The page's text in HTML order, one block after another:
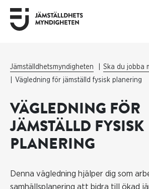
Jämställdhetsmyndigheten
Ska du jobba
Vägledning för jämställd fysisk planering
VÄGLEDNING FÖR
JÄMSTÄLLD FYSISK
PLANERING
Denna vägledning hjälper dig som
samhällsplanering att bidra till ökad